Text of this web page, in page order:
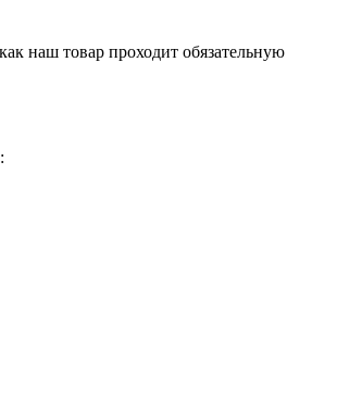
наш товар проходит обязательную